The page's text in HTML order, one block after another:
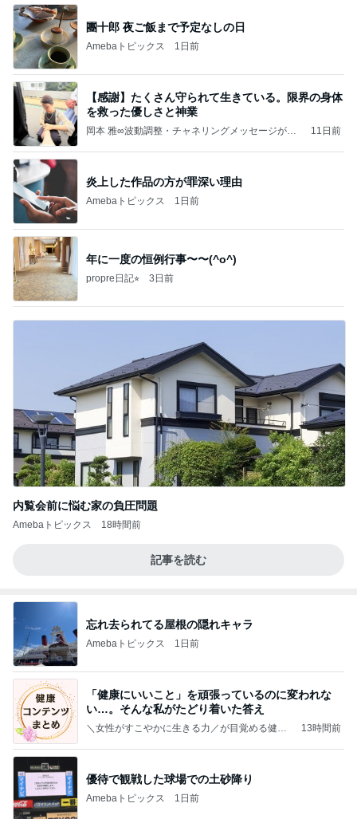
團十郎 夜ご飯まで予定なしの日
Amebaトピックス 1日前
【感謝】たくさん守られて生きている。限界の身体
を救った優しさと神業
岡本 雅∞波動調整・チャネリングメッセージが創
11日前
炎上した作品の方が罪深い理由
Amebaトピックス 1日前
年に一度の恒例行事〜〜(^o^)
propre日記⭐︎ 3日前
内覧会前に悩む家の負圧問題
Amebaトピックス 18時間前
記事を読む
忘れ去られてる屋根の隠れキャラ
Amebaトピックス 1日前
「健康にいいこと」を頑張っているのに変われな
い…。そんな私がたどり着いた答え
＼女性がすこやかに生きる力／が目覚める健康
13時間前
優待で観戦した球場での土砂降り
Amebaトピックス 1日前